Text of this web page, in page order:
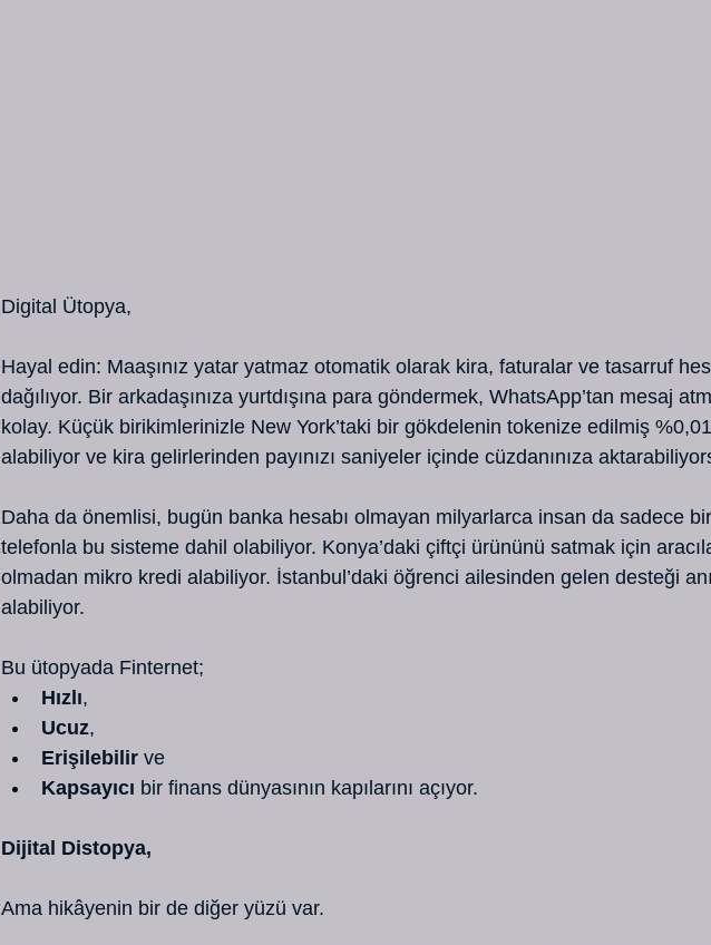
Digital Ütopya,
Hayal edin: Maaşınız yatar yatmaz otomatik olarak kira, faturalar ve tasarruf
dağılıyor. Bir arkadaşınıza yurtdışına para göndermek, WhatsApp’tan mesaj
kolay. Küçük birikimlerinizle New York’taki bir gökdelenin tokenize edilmiş
alabiliyor ve kira gelirlerinden payınızı saniyeler içinde cüzdanınıza
Daha da önemlisi, bugün banka hesabı olmayan milyarlarca insan da sadece bir
telefonla bu sisteme dahil olabiliyor. Konya’daki çiftçi ürününü satmak için
olmadan mikro kredi alabiliyor. İstanbul’daki öğrenci ailesinden gelen desteği
alabiliyor.
Bu ütopyada Finternet;
Hızlı,
Ucuz,
Erişilebilir ve
Kapsayıcı bir finans dünyasının kapılarını açıyor.
Dijital Distopya,
Ama hikâyenin bir de diğer yüzü var.